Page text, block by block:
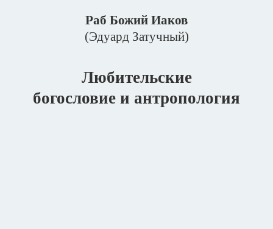
Раб Божий Иаков
(Эдуард Затучный)
Любительские
богословие и антропология